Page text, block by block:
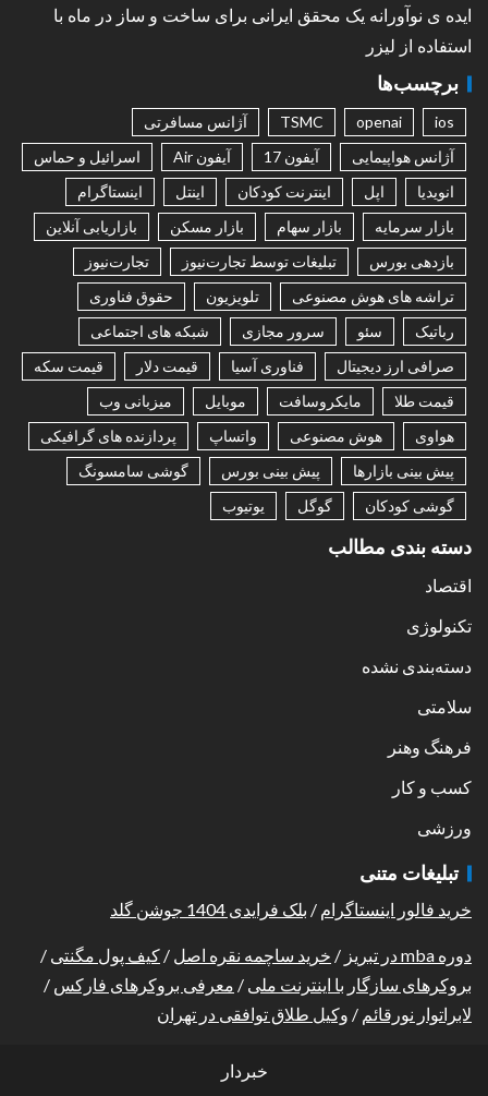
ایده ی نوآورانه یک محقق ایرانی برای ساخت و ساز در ماه با
استفاده از لیزر
برچسب‌ها
ios
openai
TSMC
آژانس مسافرتی
آژانس هواپیمایی
آیفون 17 آیفون Air
اسرائیل و حماس
انویدیا
اپل اینترنت کودکان اینتل
اینستاگرام
بازار سرمایه
بازار سهام بازار مسکن
بازاریابی آنلاین
بازدهی بورس
تبلیغات توسط تجارت‌نیوز
تجارت‌نیوز
تراشه های هوش مصنوعی
تلویزیون
حقوق فناوری
رباتیک
سئو سرور مجازی
شبکه های اجتماعی
صرافی ارز دیجیتال
فناوری آسیا قیمت دلار
قیمت سکه
قیمت طلا
مایکروسافت موبایل
میزبانی وب
هواوی
هوش مصنوعی واتساپ
پردازنده های گرافیکی
پیش بینی بازارها
پیش بینی بورس
گوشی سامسونگ
گوشی کودکان
گوگل یوتیوب
دسته بندی مطالب
اقتصاد
تکنولوژی
دسته‌بندی نشده
سلامتی
فرهنگ وهنر
کسب و کار
ورزشی
تبلیغات متنی
خرید فالور اینستاگرام / بلک فرایدی 1404 جوشن گلد
دوره mba در تبریز / خرید ساچمه نقره اصل / کیف پول مگنتی /
بروکرهای سازگار با اینترنت ملی / معرفی بروکرهای فارکس /
لابراتوار نورقائم / وکیل طلاق توافقی در تهران
خبردار